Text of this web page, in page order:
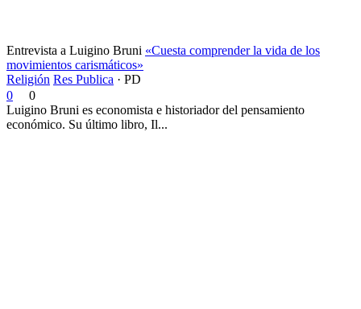
Entrevista a Luigino Bruni «Cuesta comprender la vida de los
movimientos carismáticos»
Religión Res Publica · PD
0
0
Luigino Bruni es economista e historiador del pensamiento
económico. Su último libro, Il...